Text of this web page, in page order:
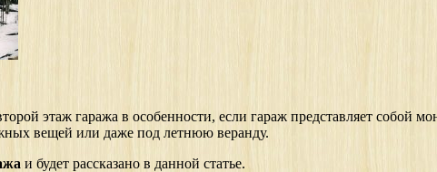
этаж гаража в особенности, если гараж представляет собой
вещей или даже под летнюю веранду.
и будет рассказано в данной статье.